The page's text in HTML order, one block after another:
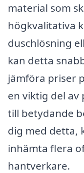
material som
högkvalitativa
duschlösning
kan detta
jämföra priser
en viktig del av
till betydande
dig med detta,
inhämta flera
hantverkare.